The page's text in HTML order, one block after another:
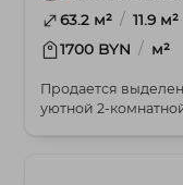
63.2 м² / 11.9 м²
1700 BYN / м²
Продается
уютной 2-